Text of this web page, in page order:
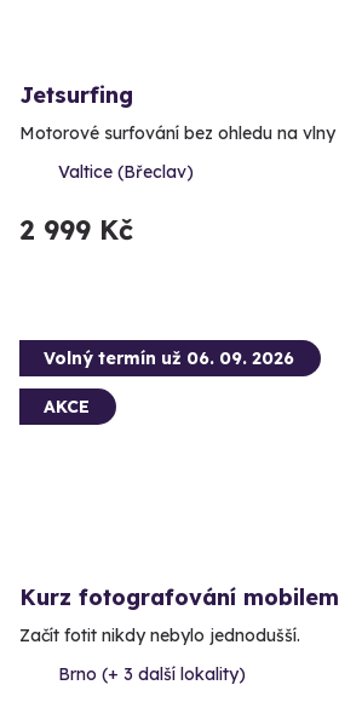
Jetsurfing
Motorové surfování bez ohledu na vlny
Valtice (Břeclav)
2 999 Kč
Volný termín už 06. 09. 2026
AKCE
Kurz fotografování mobilem
Začít fotit nikdy nebylo jednodušší.
Brno (+ 3 další lokality)